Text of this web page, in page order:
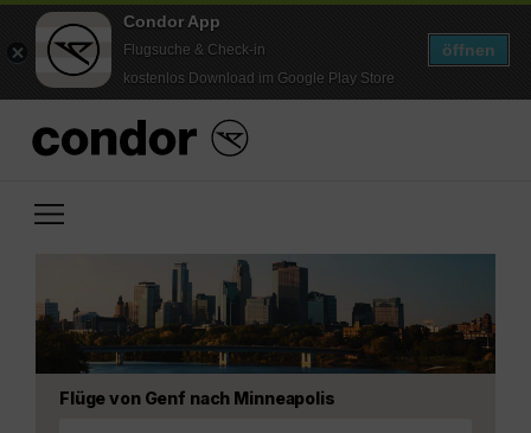
Condor App
Flugsuche & Check-in
kostenlos Download im Google Play Store
öffnen
Flüge von Genf nach Minneapolis